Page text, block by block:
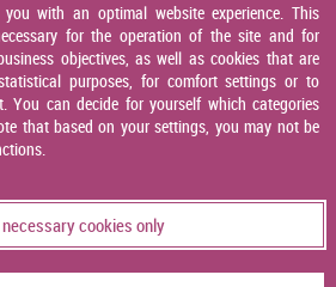
with an optimal website experience. This
for the operation of the site and for
objectives, as well as cookies that are
purposes, for comfort settings or to
You can decide for yourself which categories
that based on your settings, you may not be
cookies only